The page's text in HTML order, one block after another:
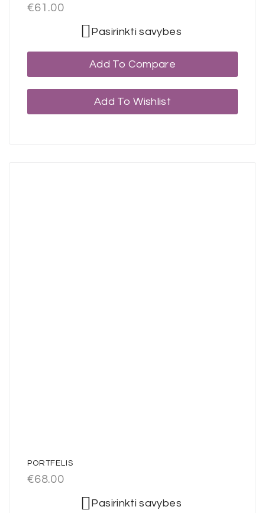
€61.00
Pasirinkti savybes
Add To Compare
Add To Wishlist
PORTFELIS
€68.00
Pasirinkti savybes